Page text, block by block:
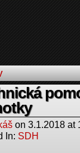
on 3.1.2018 at
In: SDH